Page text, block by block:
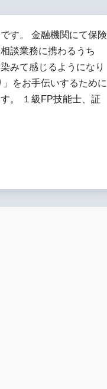
す。 金融機関にて保険
談業務に携わるうち
みて感じるようになり
をお手伝いするために
。 １級FP技能士、証